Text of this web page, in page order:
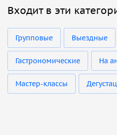
Входит в эти
Групповые Выездные
Гастрономические На
Мастер-классы